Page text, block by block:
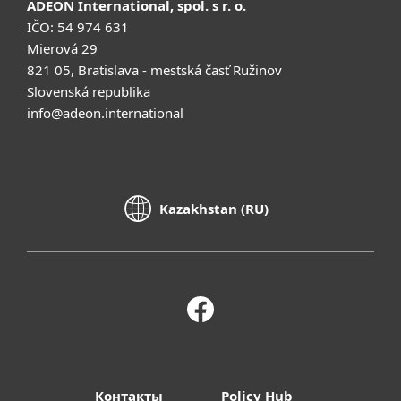
ADEON International, spol. s r. o.
IČO: 54 974 631
Mierová 29
821 05, Bratislava - mestská časť Ružinov
Slovenská republika
info@adeon.international
Kazakhstan (RU)
Контакты Policy Hub